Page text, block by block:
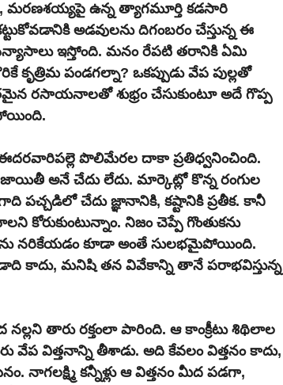
మరణశయ్యపై ఉన్న త్యాగమూర్తి కడసారి
అడవులను దిగంబరం చేస్తున్న ఈ
ఇస్తోంది. మనం రేపటి తరానికి ఏమి
కృత్రిమ పండగల్నా? ఒకప్పుడు వేప పుల్లతో
రసాయనాలతో శుభ్రం చేసుకుంటూ అదే గొప్ప
ఈదరవారిపల్లె పొలిమేరల దాకా ప్రతిధ్వనించింది.
అనే చేదు లేదు. మార్కెట్లో కొన్న రంగుల
పచ్చడిలో చేదు జ్ఞానానికి, కష్టానికి ప్రతీక. కానీ
కోరుకుంటున్నాం. నిజం చెప్పే గొంతుకను
నరికేయడం కూడా అంతే సులభమైపోయింది.
కాదు, మనిషి తన వివేకాన్ని తానే పరాభవిస్తున్న
తారు రక్తంలా పారింది. ఆ కాంక్రీటు శిథిలాల
విత్తనాన్ని తీశాడు. అది కేవలం విత్తనం కాదు,
నాగలక్ష్మి కన్నీళ్లు ఆ విత్తనం మీద పడగా,